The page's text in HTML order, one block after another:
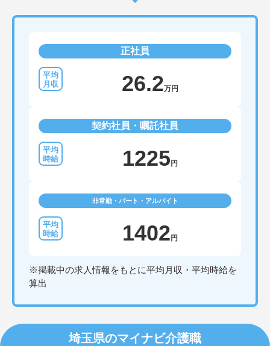
正社員
26.2万円
契約社員・嘱託社員
1225 円
非常勤・パート・アルバイト
1402 円
※掲載中の求人情報をもとに平均月収・平均時給を
算出
埼玉県のマイナビ介護職